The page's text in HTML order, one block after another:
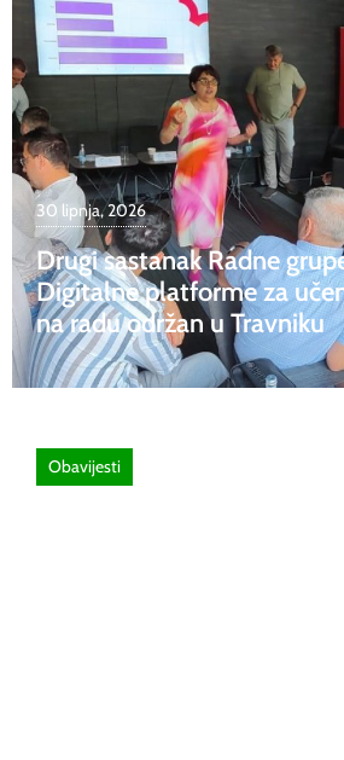
30 lipnja, 2026
Drugi sastanak Radne
Digitalne platforme za
na radu održan u Travniku
Obavijesti